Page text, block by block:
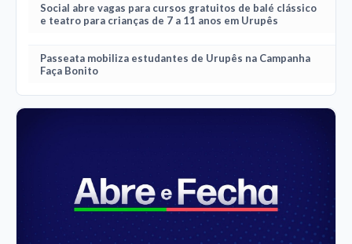
Social abre vagas para cursos gratuitos de balé clássico
e teatro para crianças de 7 a 11 anos em Urupês
Passeata mobiliza estudantes de Urupês na Campanha
Faça Bonito